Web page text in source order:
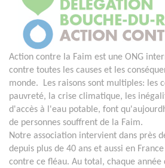
Action contre la Faim est une ONG
contre toutes les causes et les
monde. Les raisons sont multiples: les
pauvreté, la crise climatique, les
d'accès à l'eau potable, font
de personnes souffrent de la Faim.
Notre association intervient dans près
depuis plus de 40 ans et aussi en
contre ce fléau. Au total, chaque année